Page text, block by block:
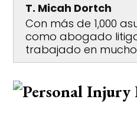
T. Micah Dortch
Con más de 1,000
como abogado
trabajado en